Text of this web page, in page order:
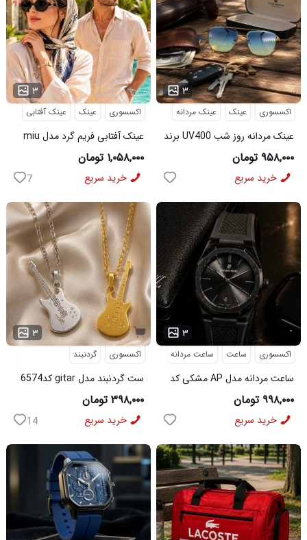
۳ ...
اکسسوری عینک عینک آفتابی
عینک آفتابی فریم گرد مدل miu
miu
۱,۰۵۸,۰۰۰ تومان
خرید سریع 7
۳ ...
اکسسوری عینک عینک مردانه
عینک مردانه روز شب UV400 برند
میباخ
۹۵۸,۰۰۰ تومان
خرید سریع
۳
اکسسوری گردنبند
ست گردنبند مدل gitar کد6574
۳۹۸,۰۰۰ تومان
خرید سریع 14
۳ ...
اکسسوری ساعت ساعت مردانه
ساعت مردانه مدل AP مشکی کد
6546
۹۹۸,۰۰۰ تومان
خرید سریع